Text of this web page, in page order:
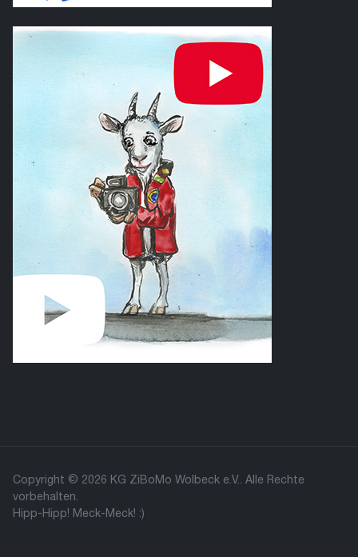
Copyright © 2026 KG ZiBoMo Wolbeck e.V.. Alle Rechte
vorbehalten.
Hipp-Hipp! Meck-Meck! :)